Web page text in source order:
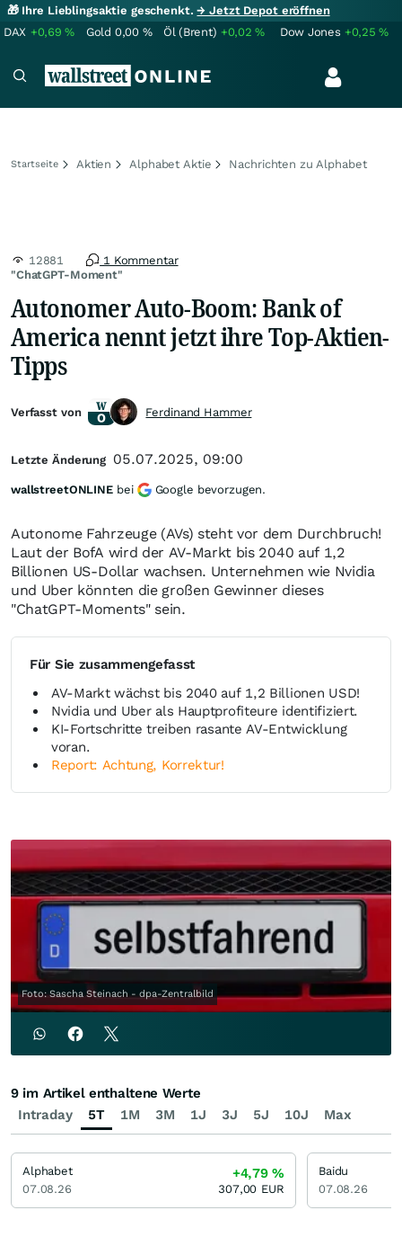
🎁 Ihre Lieblingsaktie geschenkt.→ Jetzt Depot eröffnen
DAX +0,69% Gold 0,00 % Öl (Brent) +0,02% Dow Jones +0,25%
Startseite Aktien Alphabet Aktie Nachrichten zu Alphabet
"ChatGPT-Moment"
12881 1 Kommentar
Autonomer Auto-Boom: Bank of
America nennt jetzt ihre Top-Aktien-
Tipps
Autonome Fahrzeuge (AVs) steht vor dem Durchbruch!
Laut der BofA wird der AV-Markt bis 2040 auf 1,2
Billionen US-Dollar wachsen. Unternehmen wie Nvidia
und Uber könnten die großen Gewinner dieses
"ChatGPT-Moments" sein.
Für Sie zusammengefasst
AV-Markt wächst bis 2040 auf 1,2 Billionen USD!
Nvidia und Uber als Hauptprofiteure identifiziert.
KI-Fortschritte treiben rasante AV-Entwicklung
voran.
Report: Achtung, Korrektur!
Foto: Sascha Steinach - dpa-Zentralbild
Verfasst von Ferdinand Hammer
Letzte Änderung 05.07.2025, 09:00
wallstreetONLINE bei Google bevorzugen.
Intraday 5T 1M 3M 1J 3J 5J 10J Max
9 im Artikel enthaltene Werte
Alphabet
07.08.26
+4,79%
307,00 EUR
Baidu
07.08.26